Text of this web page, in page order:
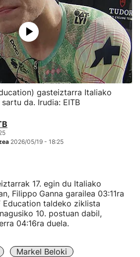
gasteiztarra Italiako
da. Irudia: EITB
2026/05/19 - 18:25
17. egin du Italiako
Filippo Ganna garailea 03:11ra
Education taldeko ziklista
10. postuan dabil,
04:16ra duela.
Markel Beloki